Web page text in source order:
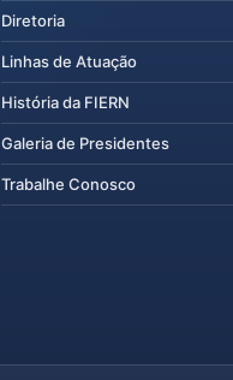
Diretoria
Linhas de Atuação
História da FIERN
Galeria de Presidentes
Trabalhe Conosco